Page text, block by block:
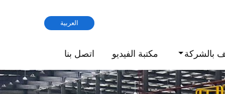
العربية
بالشركة مكتبة الفيديو اتصل بنا